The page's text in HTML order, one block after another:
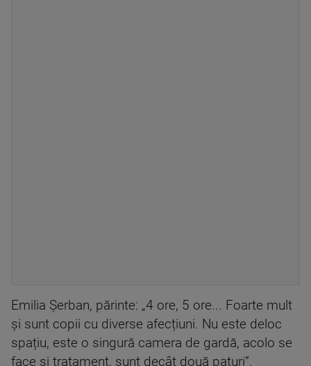
Emilia Șerban, părinte: „4 ore, 5 ore... Foarte mult
și sunt copii cu diverse afecțiuni. Nu este deloc
spațiu, este o singură camera de gardă, acolo se
face și tratament, sunt decât două paturi”.